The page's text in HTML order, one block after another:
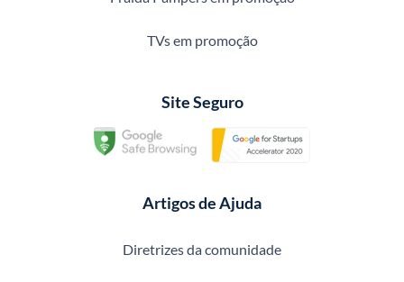
TVs em promoção
Site Seguro
Artigos de Ajuda
Diretrizes da comunidade